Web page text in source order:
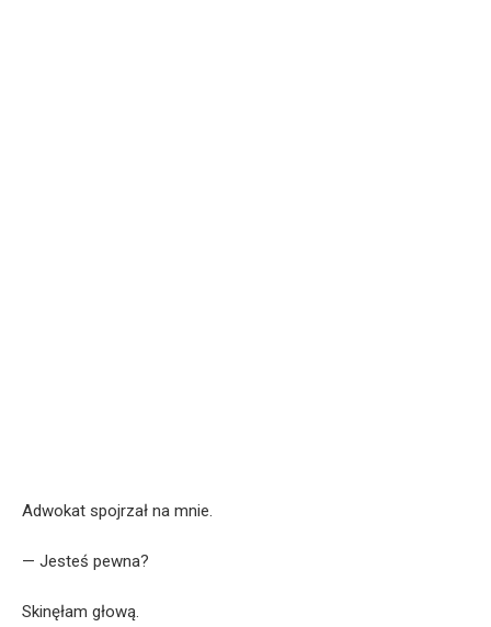
Adwokat spojrzał na mnie.
— Jesteś pewna?
Skinęłam głową.